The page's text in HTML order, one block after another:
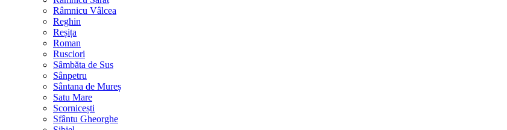
Râmnicu Vâlcea
Reghin
Reșița
Roman
Rusciori
Sâmbăta de Sus
Sânpetru
Sântana de Mureș
Satu Mare
Scornicești
Sfântu Gheorghe